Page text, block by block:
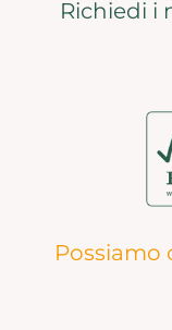
Richiedi i